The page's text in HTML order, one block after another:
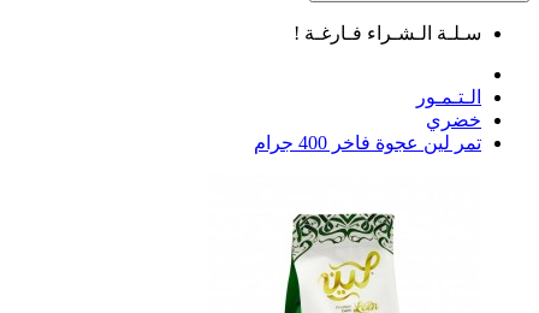
سـلـة الـشـراء فـارغـة !
الـتـمـور
خضري
تمر لين عجوة فاخر 400 جرام